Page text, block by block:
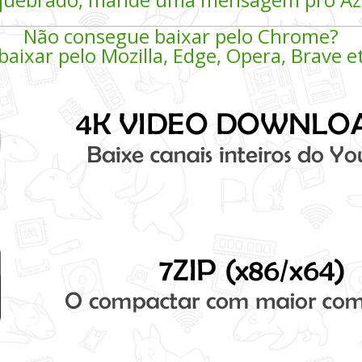
Não consegue baixar pelo Chrome?
pelo Mozilla, Edge, Opera, Brave